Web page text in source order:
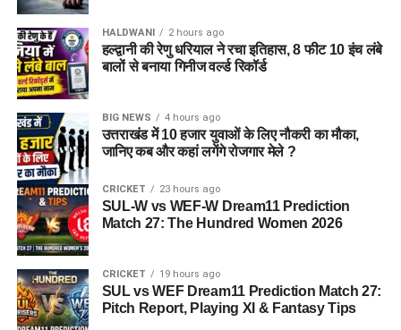
HALDWANI 2 hours ago
हल्द्वानी की रेणु धरियाल ने रचा इतिहास, 8 फीट 10 इंच लंबे
बालों से बनाया गिनीज वर्ल्ड रिकॉर्ड
BIG NEWS 4 hours ago
उत्तराखंड में 10 हजार युवाओं के लिए नौकरी का मौका,
जानिए कब और कहां लगेंगे रोजगार मेले ?
CRICKET 23 hours ago
SUL-W vs WEF-W Dream11 Prediction
Match 27: The Hundred Women 2026
CRICKET 19 hours ago
SUL vs WEF Dream11 Prediction Match 27:
Pitch Report, Playing XI & Fantasy Tips